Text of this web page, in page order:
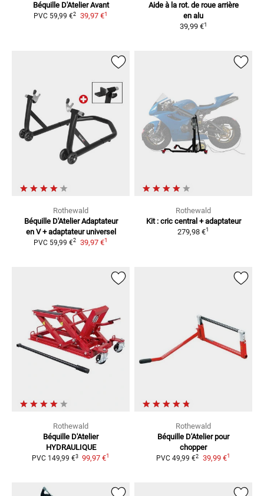
Béquille D'Atelier Avant
PVC 59,99 €2 39,97 €1
Aide à la rot. de roue arrière
en alu
39,99 €1
Rothewald
Béquille D'Atelier Adaptateur
en V + adaptateur universel
PVC 59,99 €2 39,97 €1
Rothewald
Kit : cric central + adaptateur
279,98 €1
Rothewald
Béquille D'Atelier
HYDRAULIQUE
PVC 149,99 €3 99,97 €1
Rothewald
Béquille D'Atelier pour
chopper
PVC 49,99 €2 39,99 €1